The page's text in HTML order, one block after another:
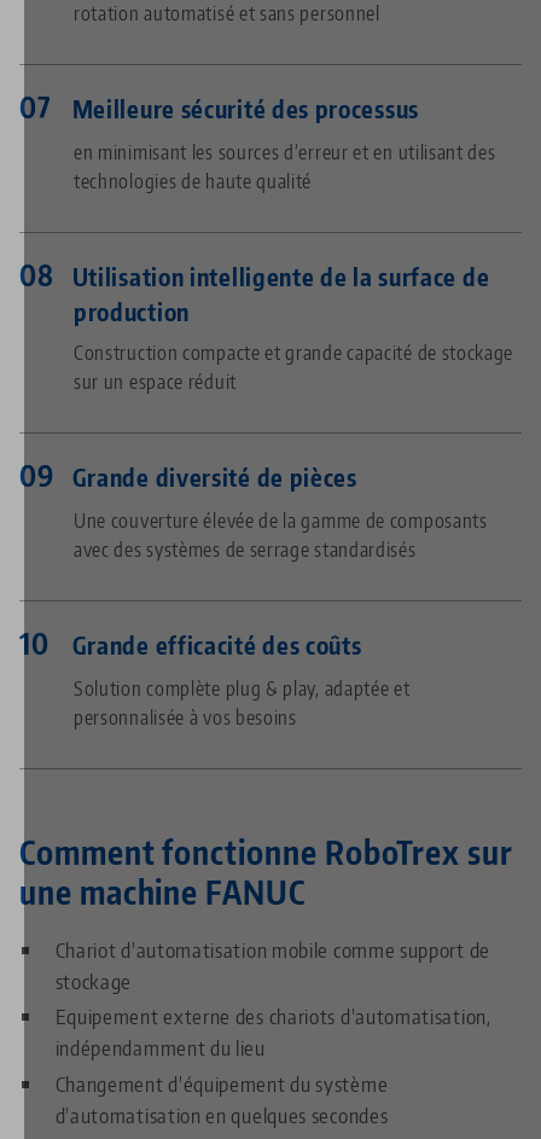
rotation automatisé et sans personnel
Meilleure sécurité des processus
en minimisant les sources d’erreur et en utilisant des
technologies de haute qualité
Utilisation intelligente de la surface de
production
Construction compacte et grande capacité de stockage
sur un espace réduit
Grande diversité de pièces
Une couverture élevée de la gamme de composants
avec des systèmes de serrage standardisés
Grande efficacité des coûts
Solution complète plug & play, adaptée et
personnalisée à vos besoins
Comment fonctionne RoboTrex sur
une machine FANUC
Chariot d'automatisation mobile comme support de
stockage
Equipement externe des chariots d'automatisation,
indépendamment du lieu
Changement d'équipement du système
d'automatisation en quelques secondes